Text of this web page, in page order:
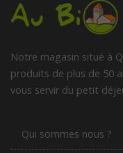
Notre magasin situé à
produits de plus de 50
vous servir du petit
Qui sommes nous ?